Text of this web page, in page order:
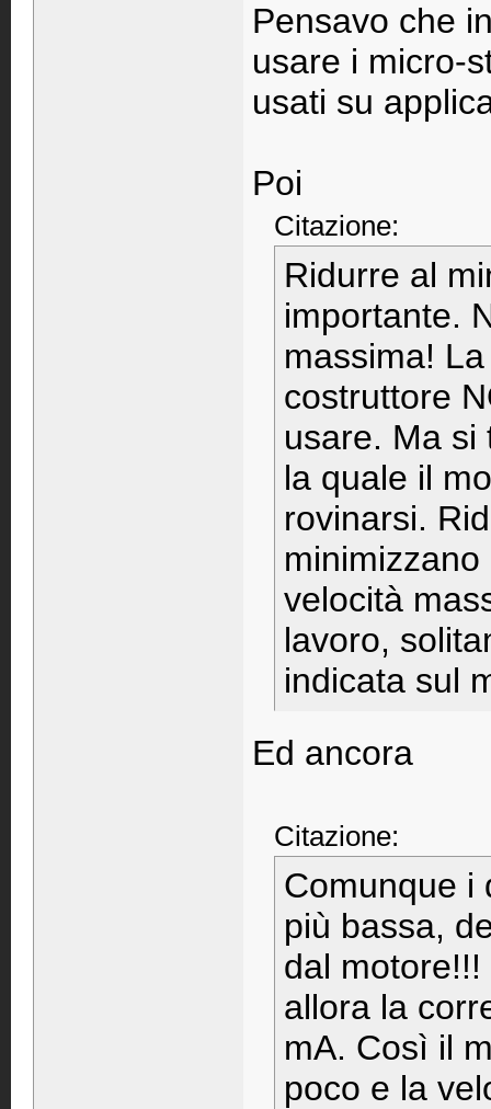
Pensavo che
usare i micro-
usati su
Poi
Citazione:
Ridurre al
importante.
massima!
costruttore
usare. Ma si
la quale il
rovinarsi.
velocità
lavoro,
indicata sul
Ed ancora
Citazione:
Comunque i
più bassa,
dal
allora la
mA. Così il
poco e la